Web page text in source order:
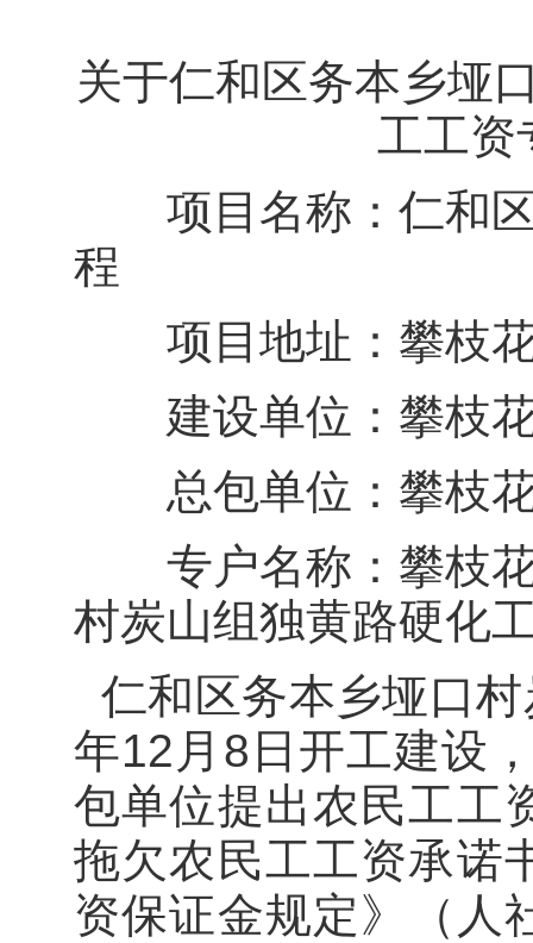
关于仁和区务本乡垭
工工资
项目名称：仁和区
程
项目地址：攀枝
建设单位：攀枝
总包单位：攀枝花
专户名称：攀枝花
村炭山组独黄路硬化
仁和区务本乡垭口
年12月8日开工建设
包单位提出农民工工
拖欠农民工工资承诺
资保证金规定》（人